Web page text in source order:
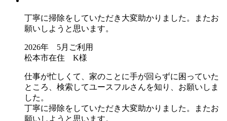
丁寧に掃除をしていただき大変助かりました。またお
願いしようと思います。
2026年 5月ご利用
松本市在住 K様
仕事が忙しくて、家のことに手が回らずに困っていた
ところ、検索してユースフルさんを知り、お願いしま
した。
丁寧に掃除をしていただき大変助かりました。またお
願いしようと思います。